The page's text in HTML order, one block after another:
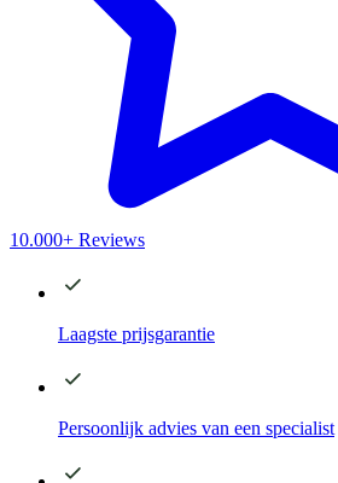
10.000+ Reviews
Laagste prijsgarantie
Persoonlijk advies van een specialist